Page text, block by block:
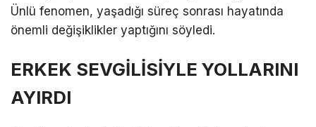
Ünlü fenomen, yaşadığı süreç sonrası hayatında
önemli değişiklikler yaptığını söyledi.
ERKEK SEVGİLİSİYLE YOLLARINI
AYIRDI